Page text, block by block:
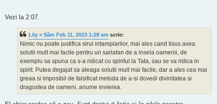
Vezi la 2:07.
Lily » Sâm Feb 11, 2023 1:28 am scrie:
Nimic nu poate justifica sirul intamplarilor, mai ales cand Iisus avea
solutii mult mai facile pentru un sarlatan de a insela oamenii, de
exemplu sa spuna ca s-a ridicat cu spiritul la Tata, sau se va ridica in
spirit. Putea degajat sa aleaga solutii mult mai facile, dar a ales cea mai
greaa si imposibil de falsificat metoda de a-si dovedi divinitatea si
dragostea de oameni, anume invierea.